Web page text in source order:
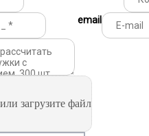
email
загрузите файл